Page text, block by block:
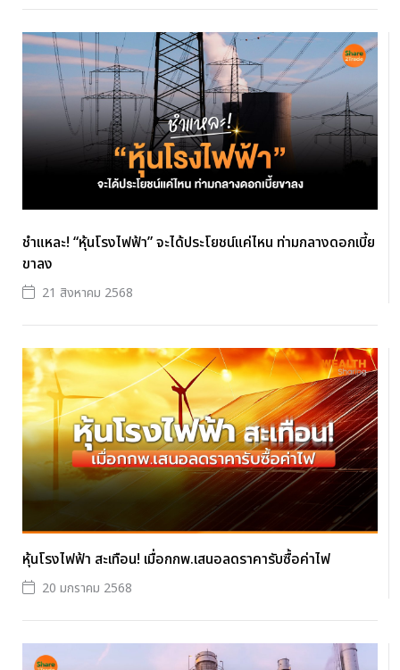
ชำแหละ! “หุ้นโรงไฟฟ้า” จะได้ประโยชน์แค่ไหน ท่ามกลางดอกเบี้ย
ขาลง
21 สิงหาคม 2568
หุ้นโรงไฟฟ้า สะเทือน! เมื่อกกพ.เสนอลดราคารับซื้อค่าไฟ
20 มกราคม 2568